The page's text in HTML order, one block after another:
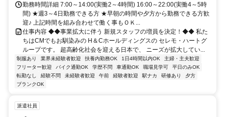
勤務時間詳細 7:00～14:00(実働2～4時間) 16:00～22:00(実働4～5時
間) ★週3～4日勤務できる方 ★早朝の時間や夕方から勤務できる方歓
迎♪ 上記時間を組み合わせて働く事もＯＫ...
仕事内容 ◆◆事業拡大に伴う 新規スタッフの増員を決定！◆◆ 私た
ちはCMでもお馴染みの H＆Cホールディングスの セレモ・ハートグ
ループです。 超高齢化社会を迎える日本で、 ニーズが拡大してい...
制服あり 業界未経験者歓迎 扶養内勤務OK 1日4時間以内OK
主婦・主夫歓迎
フリーター歓迎
バイク通勤OK 学歴不問 車通勤OK 職場見学可
平日のみOK
転勤なし
経験不問 未経験者歓迎 午前 経験者歓迎 駅ナカ 研修あり
夕方
ブランクOK
派遣社員